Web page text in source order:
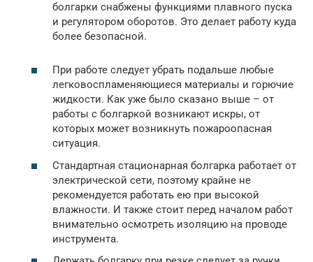
болгарки снабжены функциями плавного пуска
и регулятором оборотов. Это делает работу куда
более безопасной.
При работе следует убрать подальше любые
легковоспламеняющиеся материалы и горючие
жидкости. Как уже было сказано выше – от
работы с болгаркой возникают искры, от
которых может возникнуть пожароопасная
ситуация.
Стандартная стационарная болгарка работает от
электрической сети, поэтому крайне не
рекомендуется работать ею при высокой
влажности. И также стоит перед началом работ
внимательно осмотреть изоляцию на проводе
инструмента.